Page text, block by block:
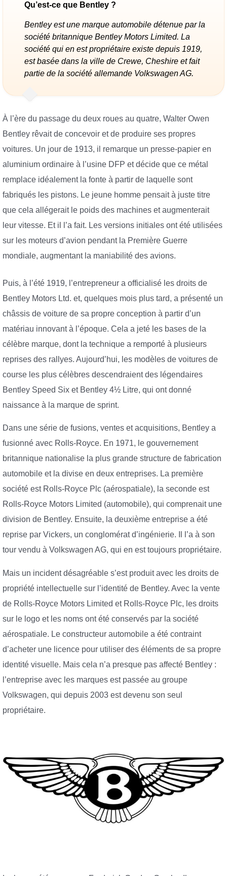
Qu’est-ce que Bentley ?
Bentley est une marque automobile détenue par la
société britannique Bentley Motors Limited. La
société qui en est propriétaire existe depuis 1919,
est basée dans la ville de Crewe, Cheshire et fait
partie de la société allemande Volkswagen AG.
À l’ère du passage du deux roues au quatre, Walter Owen
Bentley rêvait de concevoir et de produire ses propres
voitures. Un jour de 1913, il remarque un presse-papier en
aluminium ordinaire à l’usine DFP et décide que ce métal
remplace idéalement la fonte à partir de laquelle sont
fabriqués les pistons. Le jeune homme pensait à juste titre
que cela allégerait le poids des machines et augmenterait
leur vitesse. Et il l’a fait. Les versions initiales ont été utilisées
sur les moteurs d’avion pendant la Première Guerre
mondiale, augmentant la maniabilité des avions.
Puis, à l’été 1919, l’entrepreneur a officialisé les droits de
Bentley Motors Ltd. et, quelques mois plus tard, a présenté un
châssis de voiture de sa propre conception à partir d’un
matériau innovant à l’époque. Cela a jeté les bases de la
célèbre marque, dont la technique a remporté à plusieurs
reprises des rallyes. Aujourd’hui, les modèles de voitures de
course les plus célèbres descendraient des légendaires
Bentley Speed ​​​​Six et Bentley 4½ Litre, qui ont donné
naissance à la marque de sprint.
Dans une série de fusions, ventes et acquisitions, Bentley a
fusionné avec Rolls-Royce. En 1971, le gouvernement
britannique nationalise la plus grande structure de fabrication
automobile et la divise en deux entreprises. La première
société est Rolls-Royce Plc (aérospatiale), la seconde est
Rolls-Royce Motors Limited (automobile), qui comprenait une
division de Bentley. Ensuite, la deuxième entreprise a été
reprise par Vickers, un conglomérat d’ingénierie. Il l’a à son
tour vendu à Volkswagen AG, qui en est toujours propriétaire.
Mais un incident désagréable s’est produit avec les droits de
propriété intellectuelle sur l’identité de Bentley. Avec la vente
de Rolls-Royce Motors Limited et Rolls-Royce Plc, les droits
sur le logo et les noms ont été conservés par la société
aérospatiale. Le constructeur automobile a été contraint
d’acheter une licence pour utiliser des éléments de sa propre
identité visuelle. Mais cela n’a presque pas affecté Bentley :
l’entreprise avec les marques est passée au groupe
Volkswagen, qui depuis 2003 est devenu son seul
propriétaire.